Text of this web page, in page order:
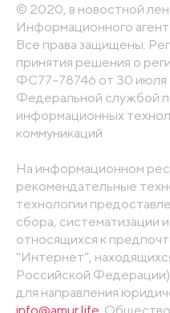
© 2020, в новостной
Информационного
Все права защищены.
принятия решения о
ФС77-78746 от 30 июля
Федеральной службой
информационных
коммуникаций
На информационном
рекомендательные
технологии
сбора, систематизации
относящихся к
"Интернет",
Российской
для направления